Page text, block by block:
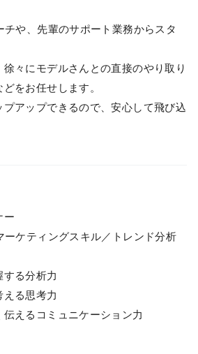
チや、先輩のサポート業務からスタ
々にモデルさんとの直接のやり取り
をお任せします。
アップできるので、安心して飛び込
ー
ーケティングスキル／トレンド分析
する分析力
える思考力
伝えるコミュニケーション力